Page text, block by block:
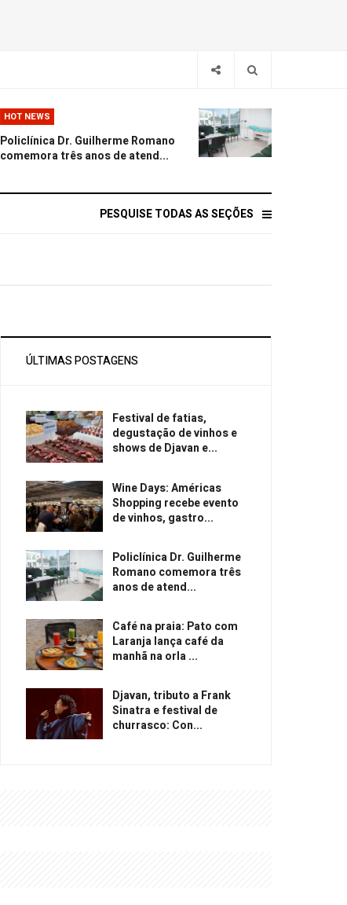
HOT NEWS
Policlínica Dr. Guilherme Romano
comemora três anos de atend...
PESQUISE TODAS AS SEÇÕES
ÚLTIMAS POSTAGENS
Festival de fatias,
degustação de vinhos e
shows de Djavan e...
Wine Days: Américas
Shopping recebe evento
de vinhos, gastro...
Policlínica Dr. Guilherme
Romano comemora três
anos de atend...
Café na praia: Pato com
Laranja lança café da
manhã na orla ...
Djavan, tributo a Frank
Sinatra e festival de
churrasco: Con...